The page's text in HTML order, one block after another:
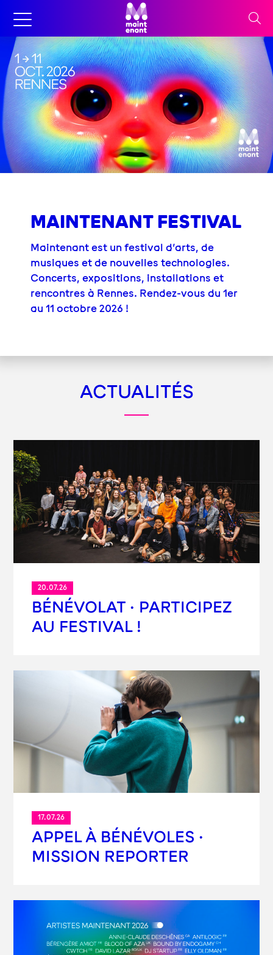
MAINTENANT FESTIVAL
Maintenant est un festival d’arts, de
musiques et de nouvelles technologies.
Concerts, expositions, installations et
rencontres à Rennes. Rendez-vous du 1er
au 11 octobre 2026 !
ACTUALITÉS
20.07.26
BÉNÉVOLAT · PARTICIPEZ
AU FESTIVAL !
17.07.26
APPEL À BÉNÉVOLES ·
MISSION REPORTER